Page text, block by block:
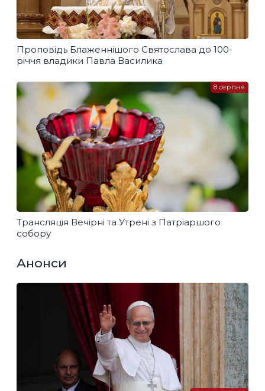
Проповідь Блаженнішого Святослава до 100-
річчя владики Павла Василика
Трансляція Вечірні та Утрені з Патріаршого
собору
8 серпня
Анонси